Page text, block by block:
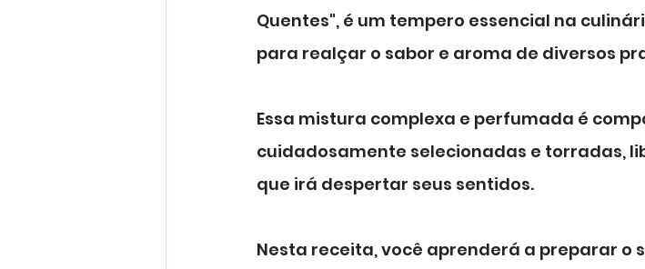
Quentes", é um tempero essencial na
para realçar o sabor e aroma de diversos
Essa mistura complexa e perfumada é
cuidadosamente selecionadas e torradas,
que irá despertar seus sentidos.
Nesta receita, você aprenderá a preparar o